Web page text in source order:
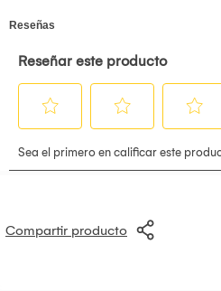
OS X 10.8 O Posterior.
Tipo De Teclas Chocolate
Peso 508 G
Color Negro
Compartir producto